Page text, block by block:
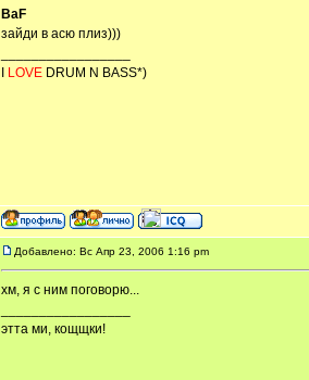
BaF
зайди в асю плиз)))
LOVE DRUM N BASS*)
Добавлено: Вс Апр 23, 2006 1:16 pm
хм, я с ним поговорю...
этта ми, кощщки!